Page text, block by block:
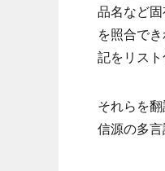
品名など
を照合で
記をリスト
それらを
信源の多言